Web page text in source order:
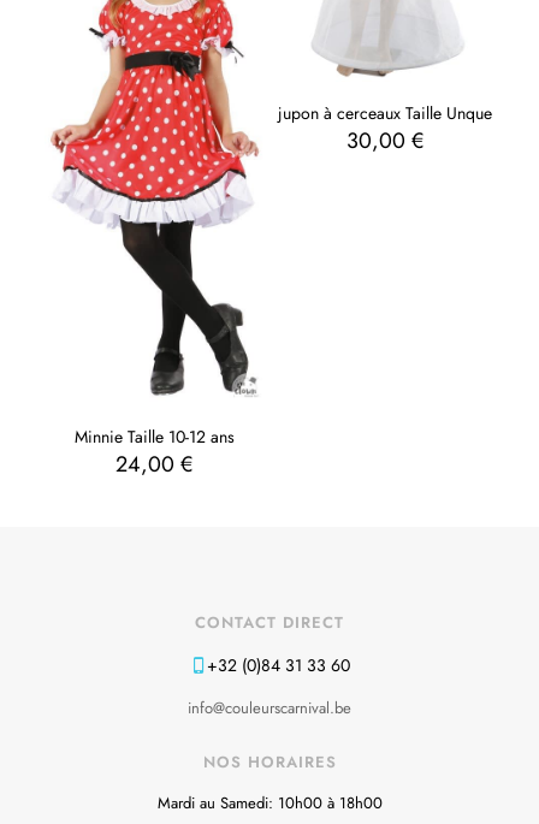
Minnie Taille 10-12 ans
24,00€
jupon à cerceaux Taille Unque
30,00 €
CONTACT DIRECT
+32 (0)84 31 33 60
info@couleurscarnival.be
NOS HORAIRES
Mardi au Samedi: 10h00 à 18h00